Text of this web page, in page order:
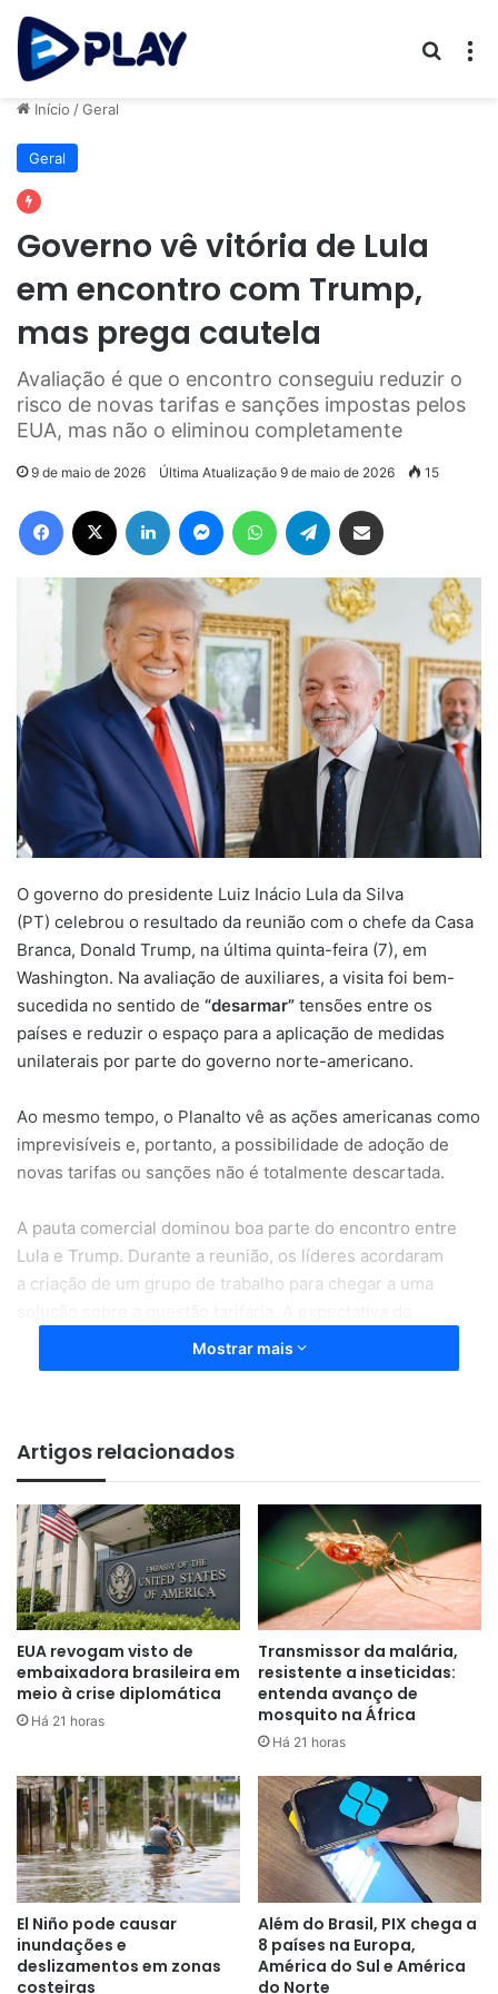
Início /Geral
Geral
Governo vê vitória de Lula
em encontro com Trump,
mas prega cautela
Avaliação é que o encontro conseguiu reduzir o
risco de novas tarifas e sanções impostas pelos
EUA, mas não o eliminou completamente
9 de maio de 2026 Última Atualização 9 de maio de 2026 15
Facebook Linkedin MessengerWhatsAppTelegram
O governo do presidente Luiz Inácio Lula da Silva
(PT) celebrou o resultado da reunião com o chefe da Casa
Branca, Donald Trump, na última quinta-feira (7), em
Washington. Na avaliação de auxiliares, a visita foi bem-
sucedida no sentido de “desarmar” tensões entre os
países e reduzir o espaço para a aplicação de medidas
unilaterais por parte do governo norte-americano.
Ao mesmo tempo, o Planalto vê as ações americanas como
imprevisíveis e, portanto, a possibilidade de adoção de
novas tarifas ou sanções não é totalmente descartada.
A pauta comercial dominou boa parte do encontro entre
Lula e Trump. Durante a reunião, os líderes acordaram
a criação de um grupo de trabalho para chegar a uma
governo é que os trabalhos comecem na semana que vem.
O prazo para funcionamento do colegiado é de 30 dias.
da investigação aberta com base na Seção 301 da Lei de
Comércio dos EUA, que mira práticas comerciais como o
Pix e tarifas do etanol. Auxiliares de Lula veem
os argumentos americanos no âmbito da apuração como
“muito frágeis”e procuram responder de forma técnica.
O governo também mapeia áreas onde é possível ceder. O
diagnóstico é que Trump precisa vender um vitória para
seu público interno e, com isso, busca extrair concessões
dos países com quem negocia. Nesse sentido, o técnicos
tentam identificar setores onde é possível haver trocas,
Uma área citada como passível de negociação é a
docomércio eletrônico. O governo americano, no entanto,
ainda não apresentou claramente uma proposta para a
área.
Mostrar mais
Artigos relacionados
EUA revogam visto de
embaixadora brasileira em
meio à crise diplomática
Há 21 horas
Transmissor da malária,
resistente a inseticidas:
entenda avanço de
mosquito na África
Há 21 horas
El Niño pode causar
inundações e
deslizamentos em zonas
costeiras
Além do Brasil, PIX chega a
8 países na Europa,
América do Sul e América
do Norte